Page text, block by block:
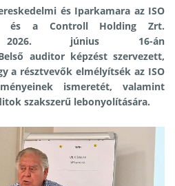
és Iparkamara az ISO
és a Controll Holding Zrt.
2026. június 16-án
auditor képzéstszervezett,
a résztvevők elmélyítsék az ISO
ismeretét, valamint
szakszerű lebonyolítására.